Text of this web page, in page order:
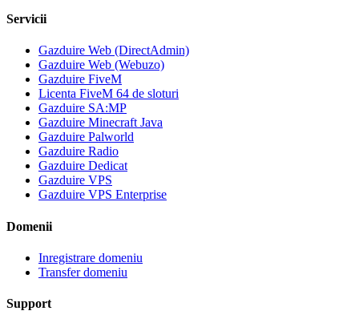
Servicii
Gazduire Web (DirectAdmin)
Gazduire Web (Webuzo)
Gazduire FiveM
Licenta FiveM 64 de sloturi
Gazduire SA:MP
Gazduire Minecraft Java
Gazduire Palworld
Gazduire Radio
Gazduire Dedicat
Gazduire VPS
Gazduire VPS Enterprise
Domenii
Inregistrare domeniu
Transfer domeniu
Support